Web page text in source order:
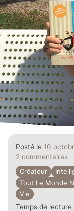
Posté le 10
2 commentaires
Créateur
Tout Le Monde
Vie
Temps de lecture